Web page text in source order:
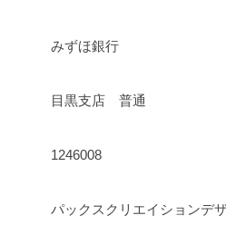
みずほ銀行
目黒支店 普通
1246008
パックスクリエイションデ